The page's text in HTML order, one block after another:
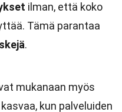
ilman, että koko
Tämä parantaa
.
mukanaan myös
kasvaa, kun palveluiden